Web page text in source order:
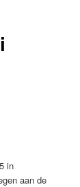
in
aan de